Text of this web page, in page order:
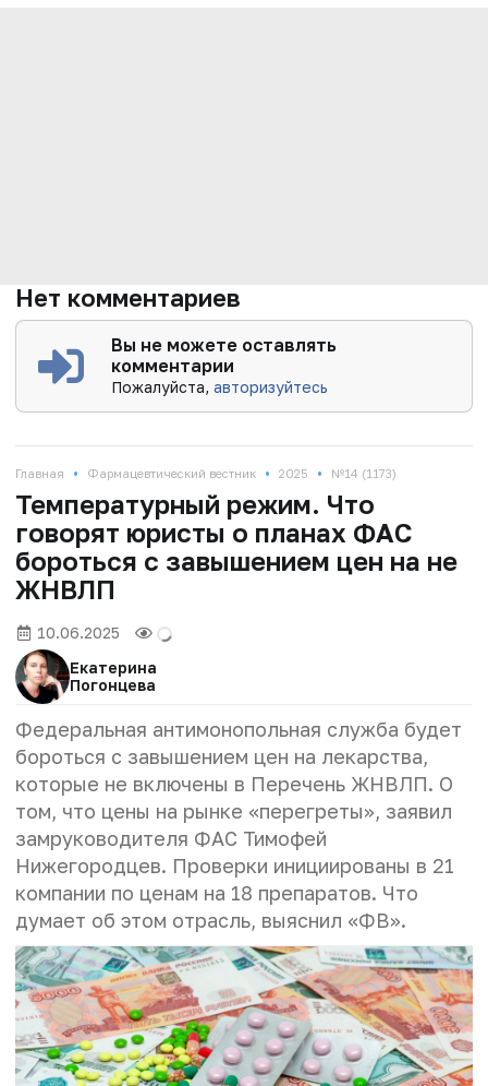
Нет комментариев
Вы не можете оставлять
комментарии
Пожалуйста,авторизуйтесь
Главная • Фармацевтический вестник • 2025 • №14 (1173)
Температурный режим. Что
говорят юристы о планах ФАС
бороться с завышением цен на не
ЖНВЛП
10.06.2025
Екатерина
Погонцева
Федеральная антимонопольная служба будет
бороться с завышением цен на лекарства,
которые не включены в Перечень ЖНВЛП. О
том, что цены на рынке «перегреты», заявил
замруководителя ФАС Тимофей
Нижегородцев. Проверки инициированы в 21
компании по ценам на 18 препаратов. Что
думает об этом отрасль, выяснил «ФВ».